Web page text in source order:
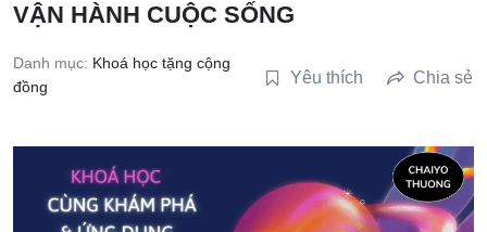
VẬN HÀNH CUỘC SỐNG
Danh mục: Khoá học tặng cộng
đồng
Yêu thích Chia sẻ